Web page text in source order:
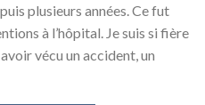
plusieurs années. Ce fut
à l’hôpital. Je suis si fière
vécu un accident, un